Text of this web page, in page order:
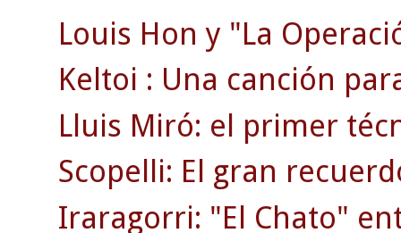
Louis Hon y "La
Keltoi : Una canción
Lluis Miró: el primer
Scopelli: El gran
Iraragorri: "El Chato"